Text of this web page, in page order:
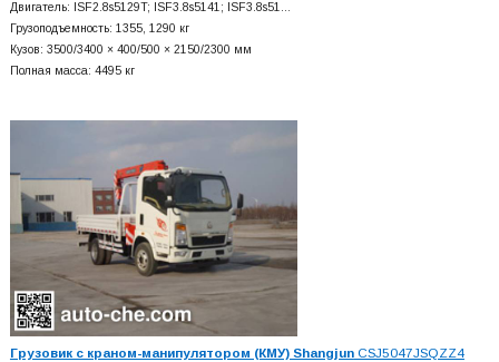
Двигатель: ISF2.8s5129T; ISF3.8s5141; ISF3.8s51…
Грузоподъемность: 1355, 1290 кг
Кузов: 3500/3400 × 400/500 × 2150/2300 мм
Полная масса: 4495 кг
Грузовик с краном-манипулятором (КМУ) ShangjunCSJ5047JSQZZ4